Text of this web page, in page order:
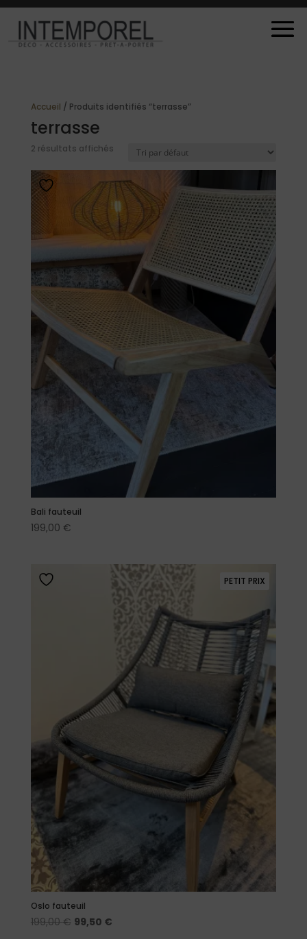
Accueil / Produits identifiés “terrasse”
terrasse
2 résultats affichés
Bali fauteuil
199,00 €
PETIT PRIX
Oslo fauteuil
199,00€ Le
99,50 €Le